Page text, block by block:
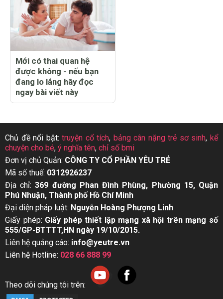
Mới có thai quan hệ
được không - nếu bạn
đang lo lắng hãy đọc
ngay bài viết này
Chủ đề nổi bật:truyện cổ tích, bảng cân nặng trẻ sơ sinh,kể
chuyện cho bé, ý nghĩa tên, chỉ số bmi
Đơn vị chủ Quản: CÔNG TY CỔ PHẦN YÊU TRẺ
Mã số thuế: 0312926237
Địa chỉ:369 đường Phan Đình Phùng, Phường 15, Quận
Phú Nhuận, Thành phố Hồ Chí Minh
Đại diện pháp luật: Nguyễn Hoàng Phượng Linh
Giấy phép: Giấy phép thiết lập mạng xã hội trên mạng số
555/GP-BTTTT,HN ngày 19/10/2015.
Liên hệ quảng cáo: info@yeutre.vn
Liên hệ Hotline: 028 66 888 99
Theo dõi chúng tôi trên: